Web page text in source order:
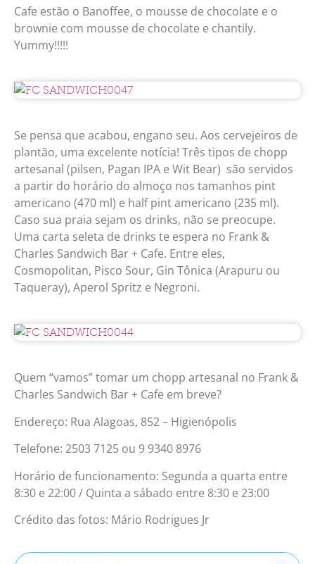
Cafe estão o Banoffee, o mousse de chocolate e o
brownie com mousse de chocolate e chantily.
Yummy!!!!!
Se pensa que acabou, engano seu. Aos cervejeiros de
plantão, uma excelente notícia! Três tipos de chopp
artesanal (pilsen, Pagan IPA e Wit Bear) são servidos
a partir do horário do almoço nos tamanhos pint
americano (470 ml) e half pint americano (235 ml).
Caso sua praia sejam os drinks, não se preocupe.
Uma carta seleta de drinks te espera no Frank &
Charles Sandwich Bar + Cafe. Entre eles,
Cosmopolitan, Pisco Sour, Gin Tônica (Arapuru ou
Taqueray), Aperol Spritz e Negroni.
Quem “vamos” tomar um chopp artesanal no Frank &
Charles Sandwich Bar + Cafe em breve?
Endereço: Rua Alagoas, 852 – Higienópolis
Telefone: 2503 7125 ou 9 9340 8976
Horário de funcionamento: Segunda a quarta entre
8:30 e 22:00 / Quinta a sábado entre 8:30 e 23:00
Crédito das fotos: Mário Rodrigues Jr